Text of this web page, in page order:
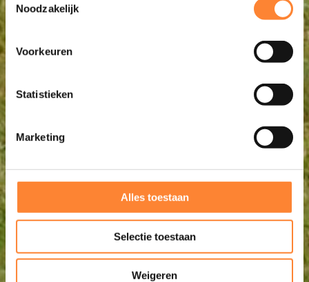
Noodzakelijk
Voorkeuren
Statistieken
Marketing
Alles toestaan
Selectie toestaan
Weigeren